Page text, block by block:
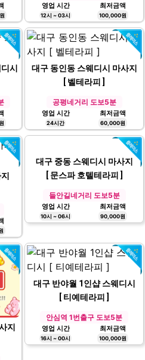
영업 시간
12시 ~ 03시
최저금액
100,000원
시
대구 동인동 스웨디시 마사지
[ 벨테라피 ]
공평네거리 도보5분
영업 시간
24시간
최저금액
60,000원
대구 중동 스웨디시 마사지
들안길네거리 도보5분
영업 시간
10시 ~ 06시
최저금액
90,000원
대구 반야월 1인샵 스웨디시
[ 티예테라피 ]